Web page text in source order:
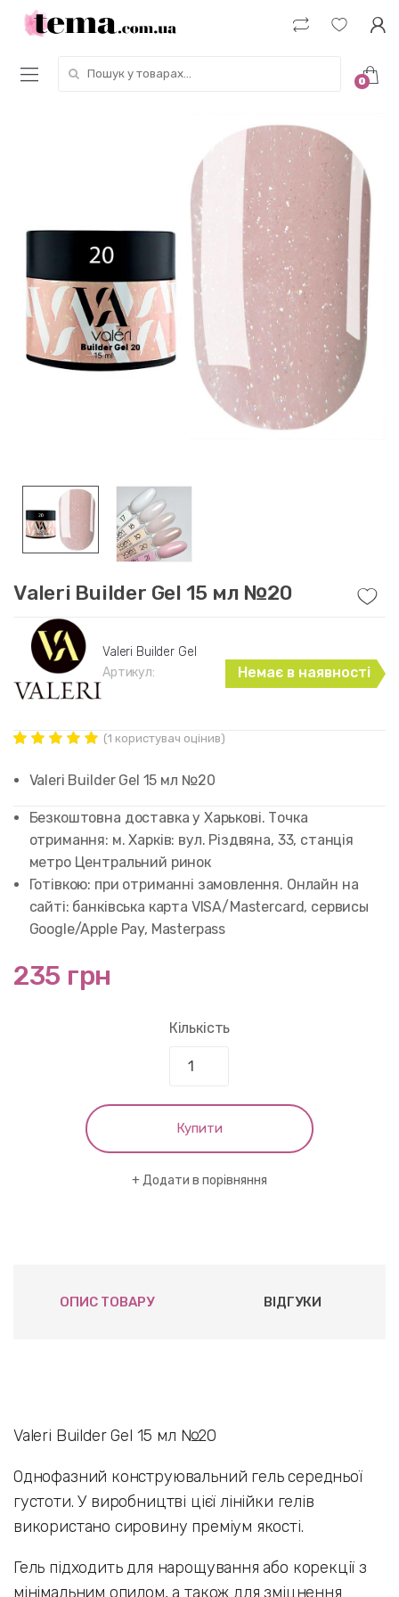
0
Valeri Builder Gel 15 мл №20
Valeri Builder Gel
Артикул:
Немає в наявності
5.00 out of
5 based on
rating
(1 користувач оцінив)
Valeri Builder Gel 15 мл №20
Безкоштовна доставка у Харькові. Точка
отримання: м. Харків: вул. Різдвяна, 33, станція
метро Центральний ринок
Готівкою: при отриманні замовлення. Онлайн на
сайті: банківська карта VISA/Mastercard, сервисы
Google/Apple Pay, Masterpass
235 грн
Кількість
Купити
Додати в порівняння
ОПИС ТОВАРУ ВІДГУКИ
Valeri Builder Gel 15 мл №20
Однофазний конструювальний гель середньої
густоти. У виробництві цієї лінійки гелів
використано сировину преміум якості.
Гель підходить для нарощування або корекції з
мінімальним опилом, а також для зміцнення